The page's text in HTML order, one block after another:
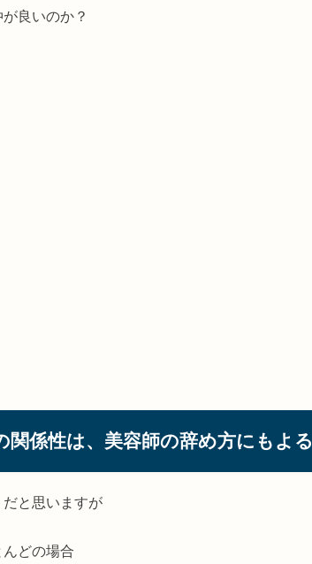
良いのか？
関係性は、美容師の辞め方にもよる
と思いますが
どの場合